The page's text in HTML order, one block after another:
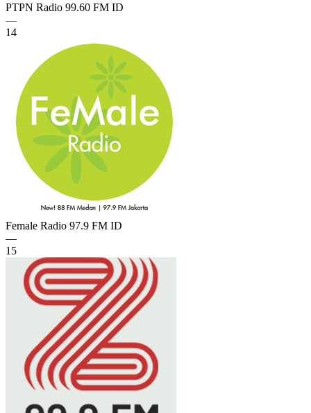
PTPN Radio 99.60 FM ID
—
14
Female Radio 97.9 FM ID
—
15